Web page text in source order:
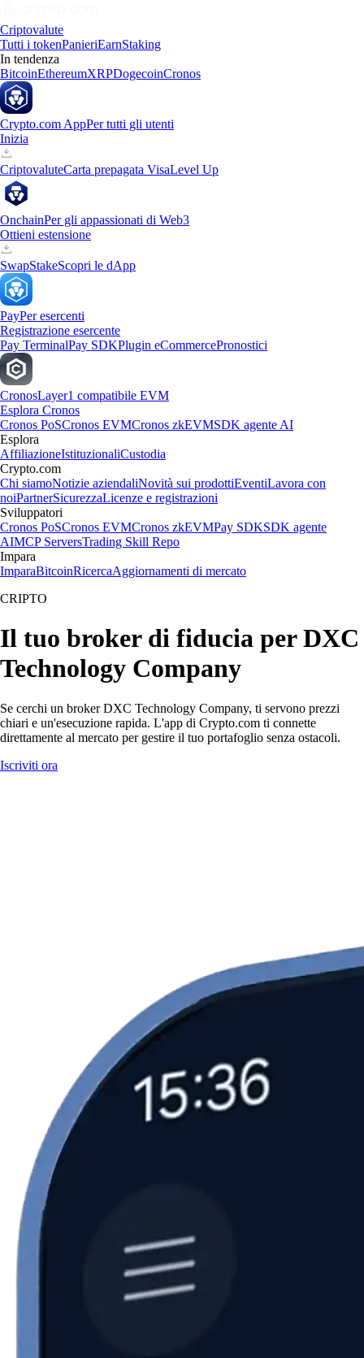
Criptovalute
Tutti i tokenPanieriEarnStaking
In tendenza
BitcoinEthereumXRPDogecoinCronos
Crypto.com AppPer tutti gli utenti
Inizia
CriptovaluteCarta prepagata VisaLevel Up
OnchainPer gli appassionati di Web3
Ottieni estensione
SwapStakeScopri le dApp
PayPer esercenti
Registrazione esercente
Pay TerminalPay SDKPlugin eCommercePronostici
CronosLayer1 compatibile EVM
Esplora Cronos
Cronos PoSCronos EVMCronos zkEVMSDK agente AI
Esplora
AffiliazioneIstituzionaliCustodia
Crypto.com
Chi siamoNotizie aziendaliNovità sui prodottiEventiLavora con
noiPartnerSicurezzaLicenze e registrazioni
Sviluppatori
Cronos PoSCronos EVMCronos zkEVMPay SDKSDK agente
AIMCP ServersTrading Skill Repo
Impara
ImparaBitcoinRicercaAggiornamenti di mercato
CRIPTO
Il tuo broker di fiducia per DXC
Technology Company
Se cerchi un broker DXC Technology Company, ti servono prezzi
chiari e un'esecuzione rapida. L'app di Crypto.com ti connette
direttamente al mercato per gestire il tuo portafoglio senza ostacoli.
Iscriviti ora